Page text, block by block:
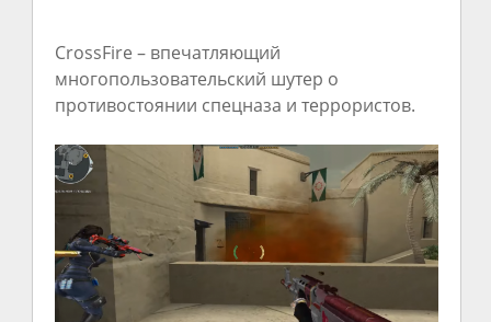
CrossFire – впечатляющий
многопользовательский шутер о
противостоянии спецназа и террористов.